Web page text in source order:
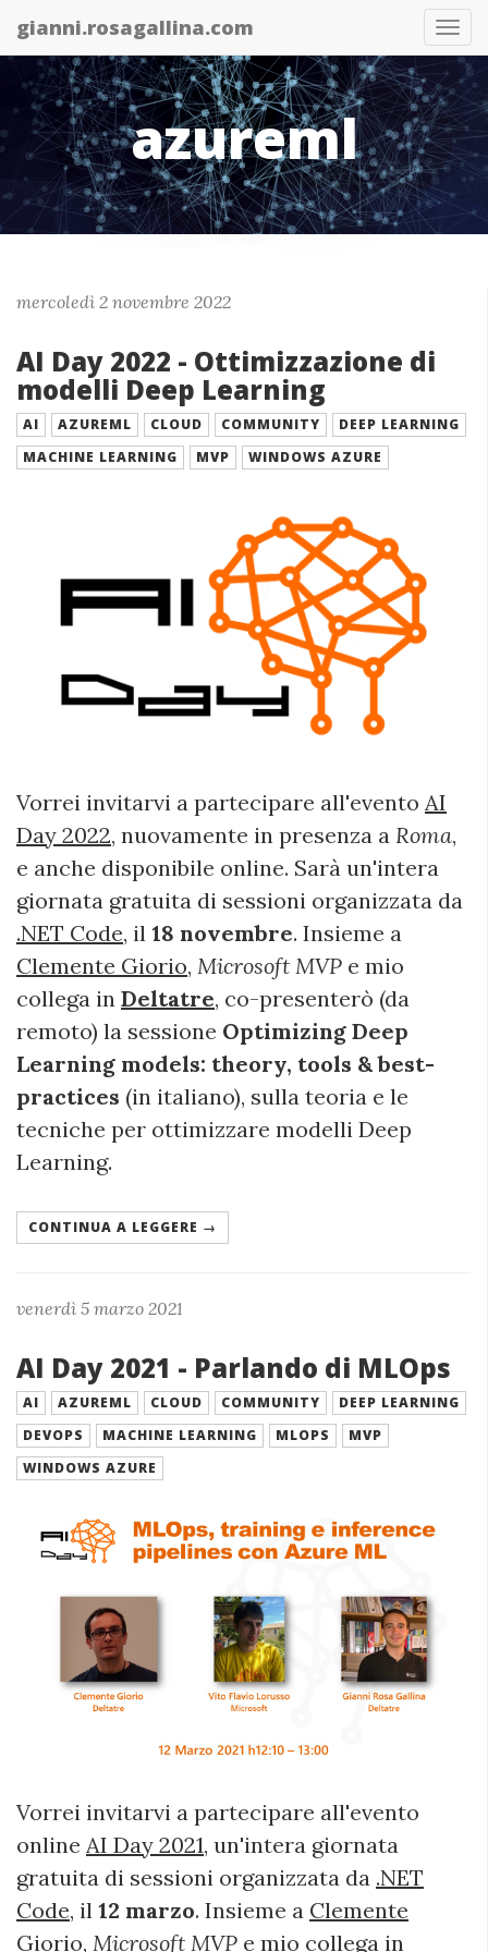
gianni.rosagallina.com
azureml
mercoledì 2 novembre 2022
AI Day 2022 - Ottimizzazione di
modelli Deep Learning
AI AZUREML CLOUD COMMUNITY
DEEP LEARNING
MACHINE LEARNING
MVP WINDOWS AZURE
Vorrei invitarvi a partecipare all'evento AI
Day 2022, nuovamente in presenza a Roma,
e anche disponibile online. Sarà un'intera
giornata gratuita di sessioni organizzata da
.NET Code, il 18 novembre. Insieme a
Clemente Giorio, Microsoft MVP e mio
collega in Deltatre, co-presenterò (da
remoto) la sessione Optimizing Deep
Learning models: theory, tools & best-
practices (in italiano), sulla teoria e le
tecniche per ottimizzare modelli Deep
Learning.
CONTINUA A LEGGERE →
venerdì 5 marzo 2021
AI Day 2021 - Parlando di MLOps
AI AZUREML CLOUD COMMUNITY
DEEP LEARNING
DEVOPS
MACHINE LEARNING MLOPS
MVP
WINDOWS AZURE
Vorrei invitarvi a partecipare all'evento
online AI Day 2021, un'intera giornata
gratuita di sessioni organizzata da .NET
Code, il 12 marzo. Insieme a Clemente
Giorio, Microsoft MVP e mio collega in